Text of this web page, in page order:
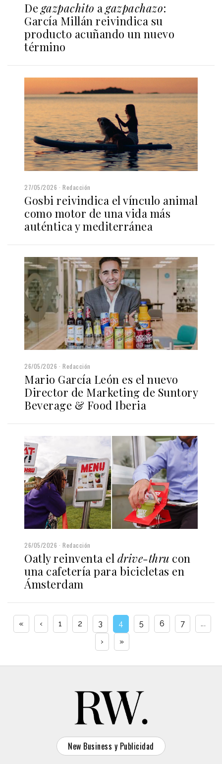
De gazpachito a gazpachazo:
García Millán reivindica su
producto acuñando un nuevo
término
27/05/2026 Redacción
Gosbi reivindica el vínculo animal
como motor de una vida más
auténtica y mediterránea
26/05/2026 Redacción
Mario García León es el nuevo
Director de Marketing de Suntory
Beverage & Food Iberia
26/05/2026 Redacción
Oatly reinventa el drive-thru con
una cafetería para bicicletas en
Ámsterdam
« ‹ 1 2 3 4 5 6 7
...
›
»
New Business y Publicidad